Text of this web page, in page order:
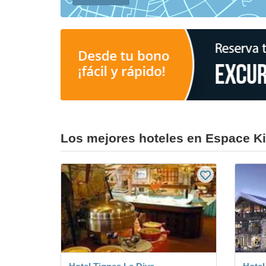
Los mejores hoteles en Espace